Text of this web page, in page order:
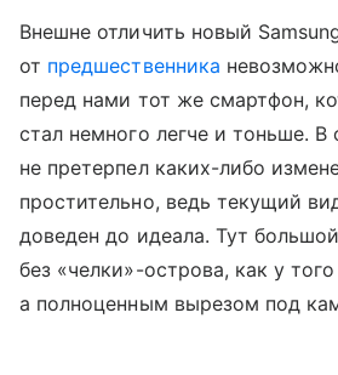
Внешне отличить новый
от предшественника
перед нами тот же смартфон,
стал немного легче и тоньше. В
не претерпел каких-либо
простительно, ведь текущий
доведен до идеала. Тут
без «челки»-острова, как у
а полноценным вырезом под